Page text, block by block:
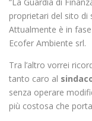
proprietari del sito di
Attualmente è in
Ecofer Ambiente srl.
Tra l’altro vorrei
tanto caro al
senza operare
più costosa che